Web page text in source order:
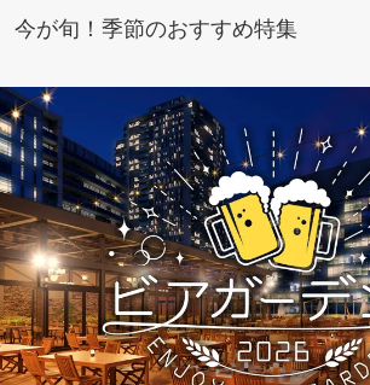
今が旬！季節のおすすめ特集